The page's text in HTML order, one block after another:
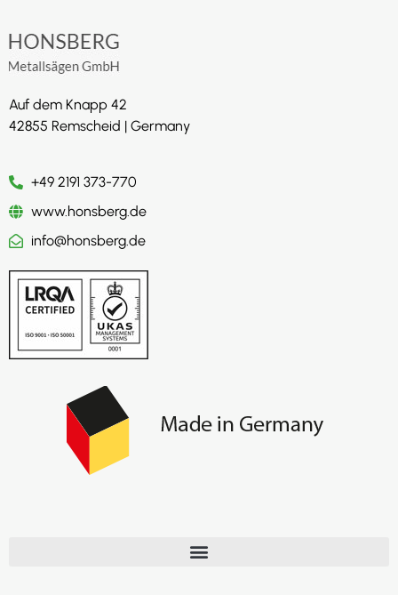
Auf dem Knapp 42
42855 Remscheid | Germany
+49 2191 373-770
www.honsberg.de
info@honsberg.de